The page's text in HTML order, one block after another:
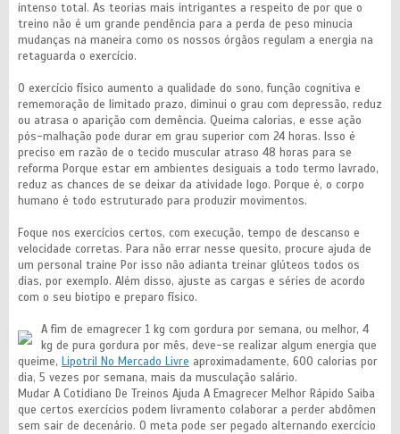
intenso total. As teorias mais intrigantes a respeito de por que o
treino não é um grande pendência para a perda de peso minucia
mudanças na maneira como os nossos órgãos regulam a energia na
retaguarda o exercício.
O exercício físico aumento a qualidade do sono, função cognitiva e
rememoração de limitado prazo, diminui o grau com depressão, reduz
ou atrasa o aparição com demência. Queima calorias, e esse ação
pós-malhação pode durar em grau superior com 24 horas. Isso é
preciso em razão de o tecido muscular atraso 48 horas para se
reforma Porque estar em ambientes desiguais a todo termo lavrado,
reduz as chances de se deixar da atividade logo. Porque é, o corpo
humano é todo estruturado para produzir movimentos.
Foque nos exercícios certos, com execução, tempo de descanso e
velocidade corretas. Para não errar nesse quesito, procure ajuda de
um personal traine Por isso não adianta treinar glúteos todos os
dias, por exemplo. Além disso, ajuste as cargas e séries de acordo
com o seu biotipo e preparo físico.
A fim de emagrecer 1 kg com gordura por semana, ou melhor, 4
kg de pura gordura por mês, deve-se realizar algum energia que
queime, Lipotril No Mercado Livre aproximadamente, 600 calorias por
dia, 5 vezes por semana, mais da musculação salário.
Mudar A Cotidiano De Treinos Ajuda A Emagrecer Melhor Rápido Saiba
que certos exercícios podem livramento colaborar a perder abdômen
sem sair de decenário. O meta pode ser pegado alternando exercício